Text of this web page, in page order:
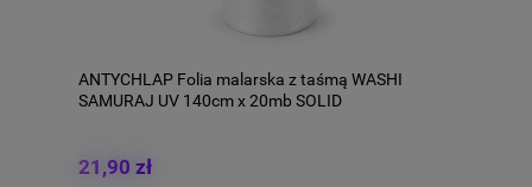
ANTYCHLAP Folia malarska z taśmą WASHI
SAMURAJ UV 140cm x 20mb SOLID
21,90 zł